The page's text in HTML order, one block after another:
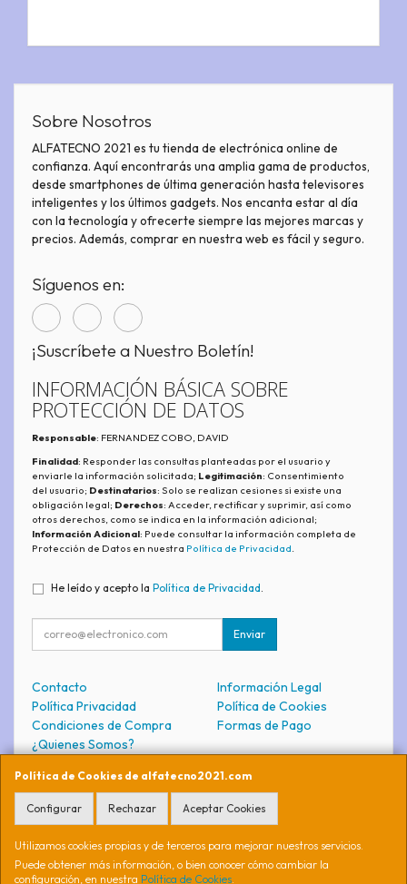
Política de Cookies de alfatecno2021.com
Configurar Rechazar Aceptar Cookies
Utilizamos cookies propias y de terceros para mejorar nuestros servicios.
Puede obtener más información, o bien conocer cómo cambiar la
configuración, en nuestra Política de Cookies.
Sobre Nosotros
ALFATECNO 2021 es tu tienda de electrónica online de
confianza. Aquí encontrarás una amplia gama de productos,
desde smartphones de última generación hasta televisores
inteligentes y los últimos gadgets. Nos encanta estar al día
con la tecnología y ofrecerte siempre las mejores marcas y
precios. Además, comprar en nuestra web es fácil y seguro.
Síguenos en:
¡Suscríbete a Nuestro Boletín!
INFORMACIÓN BÁSICA SOBRE
PROTECCIÓN DE DATOS
Responsable: FERNANDEZ COBO, DAVID
Finalidad: Responder las consultas planteadas por el usuario y
enviarle la información solicitada; Legitimación: Consentimiento
del usuario; Destinatarios: Solo se realizan cesiones si existe una
obligación legal; Derechos: Acceder, rectificar y suprimir, así como
otros derechos, como se indica en la información adicional;
Información Adicional: Puede consultar la información completa de
Protección de Datos en nuestra Política de Privacidad.
He leído y acepto la Política de Privacidad
Enviar
Contacto
Información Legal
Política Privacidad
Política de Cookies
Condiciones de Compra
Formas de Pago
¿Quienes Somos?
Contacto
soporte@alfatecno2021.com